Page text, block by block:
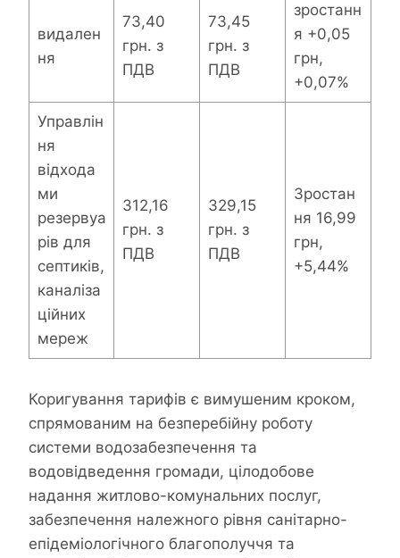
видален
ня
73,40
грн. з
ПДВ
73,45
грн. з
ПДВ
зростанн
я +0,05
грн,
+0,07%
Управлін
ня
відхода
ми
резервуа
рів для
септиків,
каналіза
ційних
мереж
312,16
грн. з
ПДВ
329,15
грн. з
ПДВ
Зростан
ня 16,99
грн,
+5,44%
Коригування тарифів є вимушеним кроком,
спрямованим на безперебійну роботу
системи водозабезпечення та
водовідведення громади, цілодобове
надання житлово-комунальних послуг,
забезпечення належного рівня санітарно-
епідеміологічного благополуччя та